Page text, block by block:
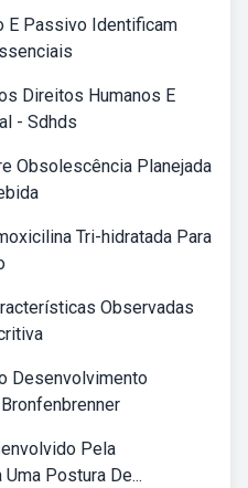
E Passivo Identificam
Direitos Humanos E
- Sdhds
Obsolescência Planejada
Tri-hidratada Para
Observadas
Desenvolvimento
Pela
Postura De...